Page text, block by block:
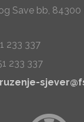
Save bb, 84300
233 337
233 337